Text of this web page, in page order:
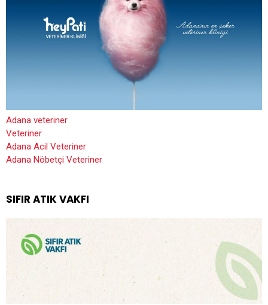
Adana veteriner
Veteriner
Adana Acil Veteriner
Adana Nöbetçi Veteriner
SIFIR ATIK VAKFI